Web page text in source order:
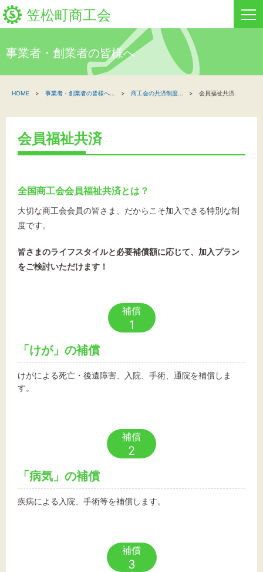
笠松町商工会
新着情報
関係機関の方へ
笠松町商工会情報
黒 白 黄
事業者・創業者の皆様へ
HOME 事業者・創業者の皆様へ 商工会の共済制度 会員福祉共済.
会員福祉共済
全国商工会会員福祉共済とは？
大切な商工会会員の皆さま、だからこそ加入できる特別な制
度です。
皆さまのライフスタイルと必要補償額に応じて、加入プラン
をご検討いただけます！
補償
1
「けが」の補償
けがによる死亡・後遺障害、入院、手術、通院を補償しま
す。
補償
2
「病気」の補償
疾病による入院、手術等を補償します。
補償
3